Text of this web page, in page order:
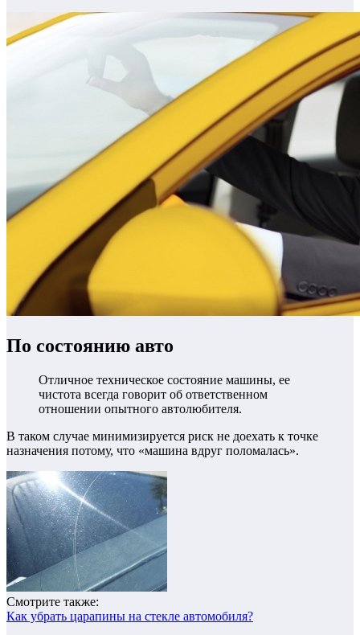
По состоянию авто
Отличное техническое состояние машины, ее
чистота всегда говорит об ответственном
отношении опытного автолюбителя.
В таком случае минимизируется риск не доехать к точке
назначения потому, что «машина вдруг поломалась».
Смотрите также:
Как убрать царапины на стекле автомобиля?